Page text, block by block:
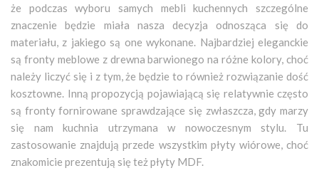
że podczas wyboru samych mebli kuchennych szczególne
znaczenie będzie miała nasza decyzja odnosząca się do
materiału, z jakiego są one wykonane. Najbardziej eleganckie
są fronty meblowe z drewna barwionego na różne kolory, choć
należy liczyć się i z tym, że będzie to również rozwiązanie dość
kosztowne. Inną propozycją pojawiającą się relatywnie często
są fronty fornirowane sprawdzające się zwłaszcza, gdy marzy
się nam kuchnia utrzymana w nowoczesnym stylu. Tu
zastosowanie znajdują przede wszystkim płyty wiórowe, choć
znakomicie prezentują się też płyty MDF.